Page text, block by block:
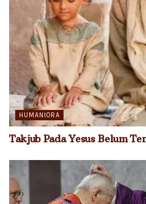
HUMANIORA
Takjub Pada Yesus Belum